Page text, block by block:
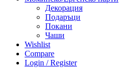
Декорация
Подаръци
Покани
Чаши
Wishlist
Compare
Login / Register